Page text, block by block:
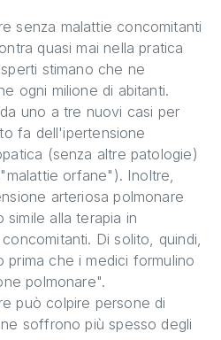
senza malattie concomitanti
quasi mai nella pratica
stimano che ne
ogni milione di abitanti.
uno a tre nuovi casi per
fa dell'ipertensione
(senza altre patologie)
orfane"). Inoltre,
arteriosa polmonare
simile alla terapia in
Di solito, quindi,
che i medici formulino
polmonare".
può colpire persone di
soffrono più spesso degli